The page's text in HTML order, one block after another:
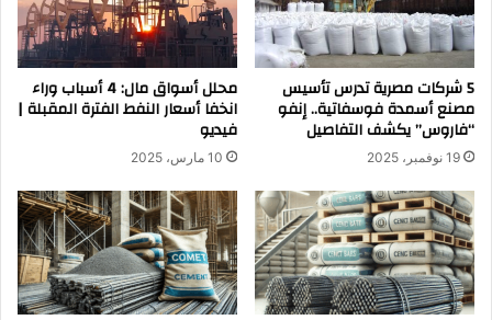
5 شركات مصرية تدرس تأسيس
مصنع أسمدة فوسفاتية.. إنفو
“فاروس” يكشف التفاصيل
19 نوفمبر، 2025
محلل أسواق مال: 4 أسباب وراء
انخفا أسعار النفط الفترة المقبلة |
فيديو
10 مارس، 2025